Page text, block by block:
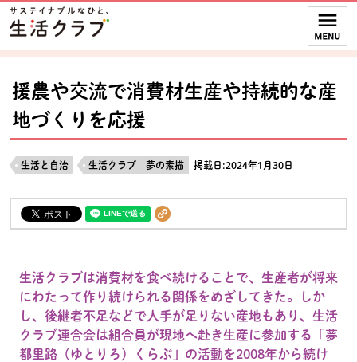
ページの先頭です。
本文へジャンプする。
ここからサイト内共通メニューです。
サイト内共通メニューをスキップする
サイト内共通メニューここまで。
援農や交流で消費材生産や持続的な産
地づくりを応援
生活と自治 生活クラブ 夢の素描 掲載日:2024年1月30日
生活クラブは消費材を食べ続けることで、生産者が将来
にわたって作り続けられる関係をめざしてきた。しか
し、後継者不足などで人手が足りない産地もあり、生活
クラブ連合会は組合員が現地へ赴き生産に参加する「夢
都里路（ゆとりろ）くらぶ」の活動を2008年から続け